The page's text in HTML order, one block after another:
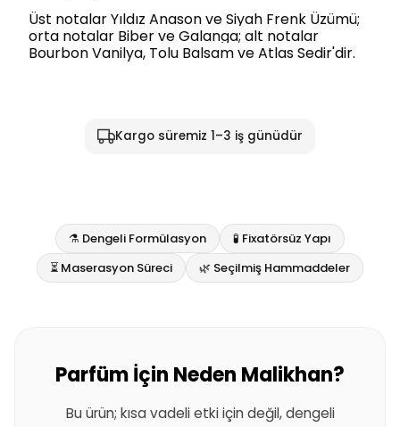
Üst notalar Yıldız Anason ve Siyah Frenk Üzümü;
orta notalar Biber ve Galanga; alt notalar
Bourbon Vanilya, Tolu Balsam ve Atlas Sedir'dir.
Kargo süremiz 1–3 iş günüdür
⚗️ Dengeli Formülasyon
🧪 Fixatörsüz Yapı
⏳ Maserasyon Süreci
🌿 Seçilmiş Hammaddeler
Parfüm İçin Neden Malikhan?
Bu ürün; kısa vadeli etki için değil, dengeli